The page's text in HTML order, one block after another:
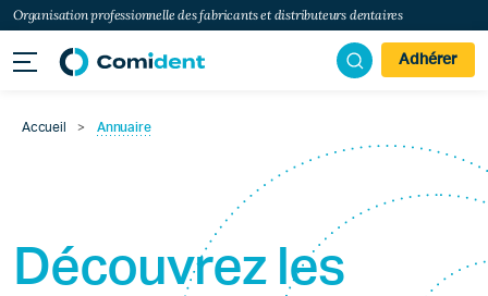
Organisation professionnelle des fabricants et distributeurs dentaires
Adhérer
Accueil > Annuaire
Découvrez les